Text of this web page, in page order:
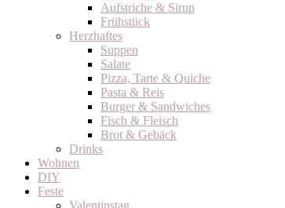
Aufstriche & Sirup
Frühstück
Herzhaftes
Suppen
Salate
Pizza, Tarte & Quiche
Pasta & Reis
Burger & Sandwiches
Fisch & Fleisch
Brot & Gebäck
Drinks
Wohnen
DIY
Feste
Valentinstag